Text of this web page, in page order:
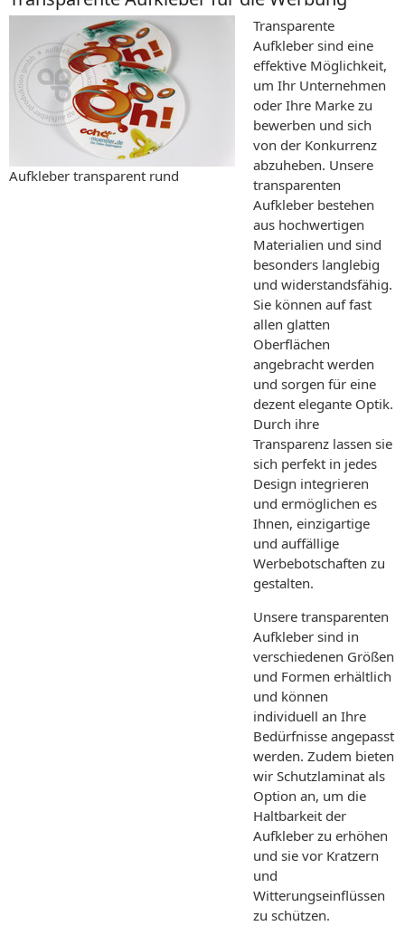
Aufkleber transparent rund
Transparente
Aufkleber sind eine
effektive Möglichkeit,
um Ihr Unternehmen
oder Ihre Marke zu
bewerben und sich
von der Konkurrenz
abzuheben. Unsere
transparenten
Aufkleber bestehen
aus hochwertigen
Materialien und sind
besonders langlebig
und widerstandsfähig.
Sie können auf fast
allen glatten
Oberflächen
angebracht werden
und sorgen für eine
dezent elegante Optik.
Durch ihre
Transparenz lassen sie
sich perfekt in jedes
Design integrieren
und ermöglichen es
Ihnen, einzigartige
und auffällige
Werbebotschaften zu
gestalten.
Unsere transparenten
Aufkleber sind in
verschiedenen Größen
und Formen erhältlich
und können
individuell an Ihre
Bedürfnisse angepasst
werden. Zudem bieten
wir Schutzlaminat als
Option an, um die
Haltbarkeit der
Aufkleber zu erhöhen
und sie vor Kratzern
und
Witterungseinflüssen
zu schützen.